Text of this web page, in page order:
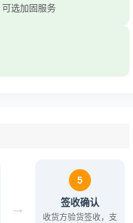
选加固服务
→
5
签收确认
收货方验货签收，支